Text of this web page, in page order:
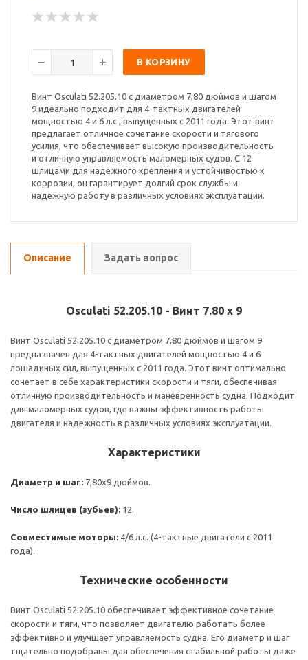
В КОРЗИНУ
Винт Osculati 52.205.10 с диаметром 7,80 дюймов и шагом
9 идеально подходит для 4-тактных двигателей
мощностью 4 и 6 л.с., выпущенных с 2011 года. Этот винт
предлагает отличное сочетание скорости и тягового
усилия, что обеспечивает высокую производительность
и отличную управляемость маломерных судов. С 12
шлицами для надежного крепления и устойчивостью к
коррозии, он гарантирует долгий срок службы и
надежную работу в различных условиях эксплуатации.
Описание Задать вопрос
Osculati 52.205.10 - Винт 7.80 x 9
Винт Osculati 52.205.10 с диаметром 7,80 дюймов и шагом 9
предназначен для 4-тактных двигателей мощностью 4 и 6
лошадиных сил, выпущенных с 2011 года. Этот винт оптимально
сочетает в себе характеристики скорости и тяги, обеспечивая
отличную производительность и маневренность судна. Подходит
для маломерных судов, где важны эффективность работы
двигателя и надежность в различных условиях эксплуатации.
Характеристики
Диаметр и шаг: 7,80x9 дюймов.
Число шлицев (зубьев): 12.
Совместимые моторы: 4/6 л.с. (4-тактные двигатели с 2011
года).
Технические особенности
Винт Osculati 52.205.10 обеспечивает эффективное сочетание
скорости и тяги, что позволяет двигателю работать более
эффективно и улучшает управляемость судна. Его диаметр и шаг
тщательно подобраны для обеспечения стабильной работы даже